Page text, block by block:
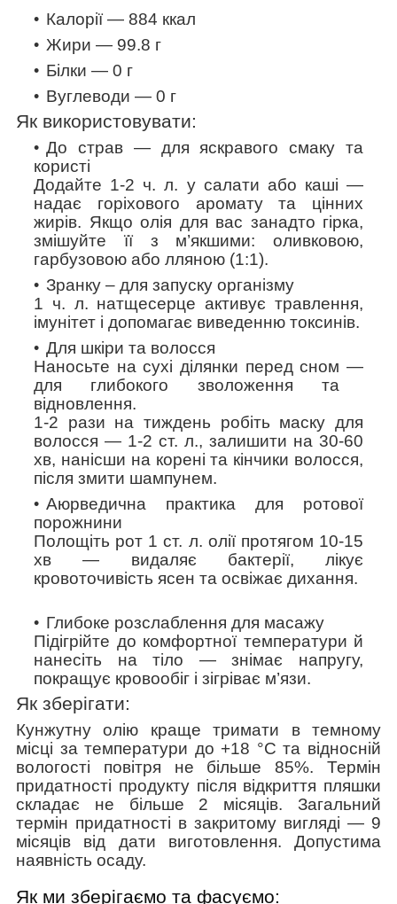
Калорії — 884 ккал
Жири — 99.8 г
Білки — 0 г
Вуглеводи — 0 г
Як використовувати:
До страв —для яскравого смаку та
користі
Додайте 1-2 ч. л. у салати або каші —
надає горіхового аромату та цінних
жирів. Якщо олія для вас занадто гірка,
змішуйте її з м’якшими: оливковою,
гарбузовою або лляною (1:1).
Зранку – для запуску організму
1 ч. л. натщесерце активує травлення,
імунітет і допомагає виведенню токсинів.
Для шкіри та волосся
Наносьте на сухі ділянки перед сном —
для глибокого зволоження та
відновлення.
1-2 рази на тиждень робіть маску для
волосся — 1-2 ст. л., залишити на 30-60
хв, нанісши на корені та кінчики волосся,
після змити шампунем.
Аюрведична практика для ротової
порожнини
Полощіть рот 1 ст. л. олії протягом 10-15
хв— видаляє бактерії, лікує
кровоточивість ясен та освіжає дихання.
Глибоке розслаблення для масажу
Підігрійте до комфортної температури й
нанесіть на тіло —знімає напругу,
покращує кровообіг і зігріває м’язи.
Як зберігати:
Кунжутну олію краще тримати в темному
місці за температури до +18 °C та відносній
вологості повітря не більше 85%. Термін
придатності продукту після відкриття пляшки
складає не більше 2 місяців. Загальний
термін придатності в закритому вигляді — 9
місяців від дати виготовлення. Допустима
наявність осаду.
Як ми зберігаємо та фасуємо: